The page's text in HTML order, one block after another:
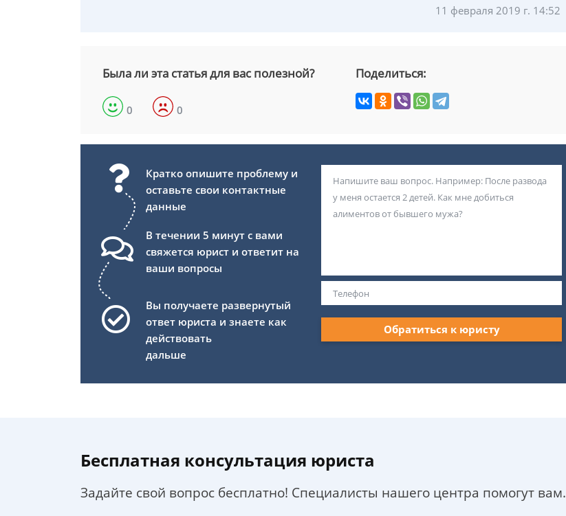
11 февраля 2019 г. 14:52
Была ли эта статья для вас полезной?
0 0
Поделиться:
Кратко опишите проблему и
оставьте свои контактные
данные
В течении 5 минут с вами
свяжется юрист и ответит на
ваши вопросы
Вы получаете развернутый
ответ юриста и знаете как
действовать
дальше
Обратиться к юристу
Бесплатная консультация юриста
Задайте свой вопрос бесплатно! Специалисты нашего центра помогут вам.